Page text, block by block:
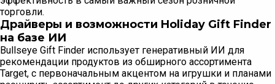
торговли.
Драйверы и возможности Holiday Gift Finder
на базе ИИ
Bullseye Gift Finder использует генеративный ИИ для
рекомендации продуктов из обширного ассортимента
Target, с первоначальным акцентом на игрушки и планами